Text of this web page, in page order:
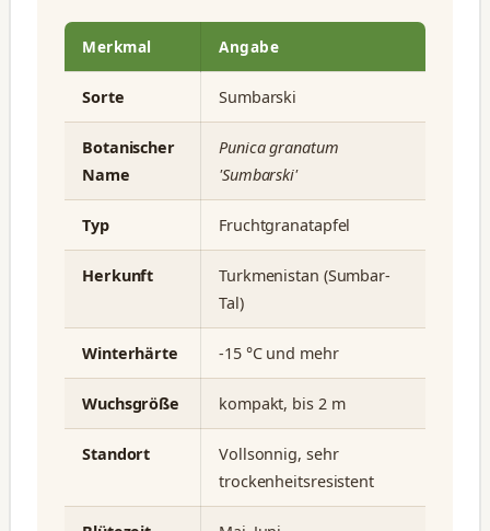
Merkmal Angabe
Sorte Sumbarski
Botanischer
Name
Punica granatum
'Sumbarski'
Typ Fruchtgranatapfel
Herkunft
Turkmenistan (Sumbar-
Tal)
Winterhärte -15 °C und mehr
Wuchsgröße kompakt, bis 2 m
Standort
Vollsonnig, sehr
trockenheitsresistent